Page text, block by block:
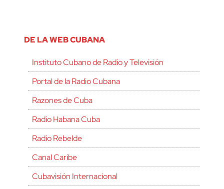
DE LA WEB CUBANA
Instituto Cubano de Radio y Televisión
Portal de la Radio Cubana
Razones de Cuba
Radio Habana Cuba
Radio Rebelde
Canal Caribe
Cubavisión Internacional